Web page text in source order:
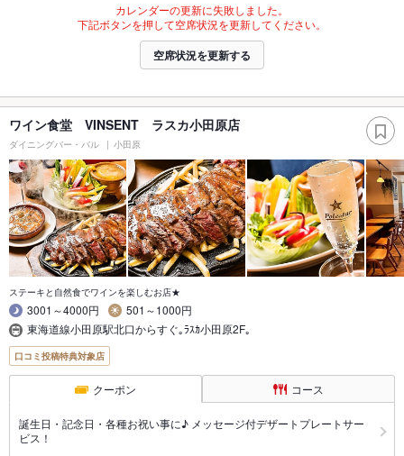
カレンダーの更新に失敗しました。
下記ボタンを押して空席状況を更新してください。
空席状況を更新する
ワイン食堂 VINSENT ラスカ小田原店
ダイニングバー・バル 小田原
ステーキと自然食でワインを楽しむお店★
3001～4000円
501～1000円
東海道線小田原駅北口からすぐ｡ﾗｽｶ小田原2F｡
口コミ投稿特典対象店
クーポン コース
誕生日・記念日・各種お祝い事に♪ メッセージ付デザートプレートサー
ビス！